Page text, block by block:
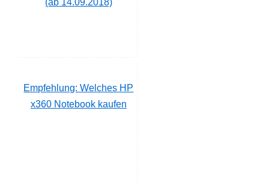
Empfehlung: Welches HP
x360 Notebook kaufen